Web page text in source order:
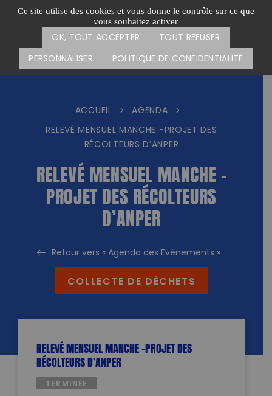
Ce site utilise des cookies et vous donne le contrôle sur ce que
vous souhaitez activer
OK, TOUT ACCEPTER
TOUT REFUSER
PERSONNALISER
POLITIQUE DE CONFIDENTIALITÉ
Passer
Menu
CARTE DES ACTIONS FAIRE UN DON
ACCUEIL > AGENDA
>
RELEVÉ MENSUEL MANCHE -PROJET DES
RÉCOLTEURS D’ANPER
RELEVÉ MENSUEL MANCHE -
PROJET DES RÉCOLTEURS
D’ANPER
Retour vers « Agenda des Evénements »
COLLECTE DE DÉCHETS
RELEVÉ MENSUEL MANCHE -PROJET DES
RÉCOLTEURS D’ANPER
TERMINÉE